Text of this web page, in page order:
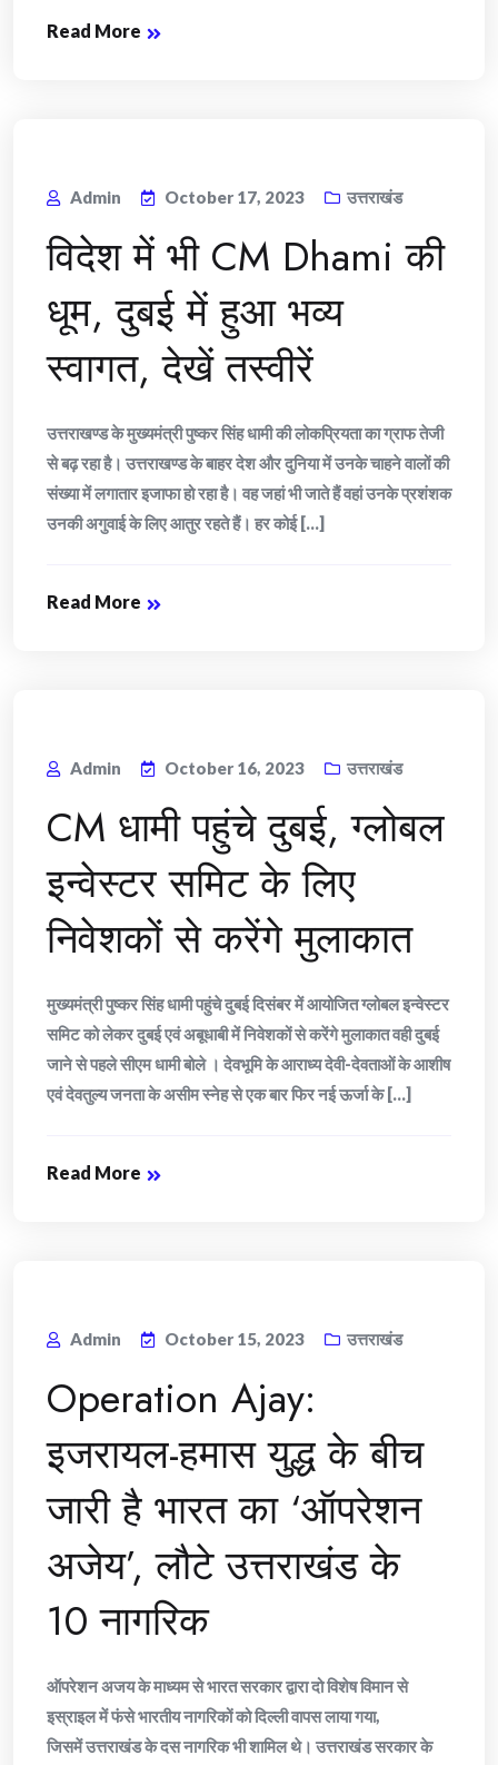
Read More
Admin October 17, 2023 उत्तराखंड
विदेश में भी CM Dhami की
धूम, दुबई में हुआ भव्य
स्वागत, देखें तस्वीरें
उत्तराखण्ड के मुख्यमंत्री पुष्कर सिंह धामी की लोकप्रियता का ग्राफ तेजी
से बढ़ रहा है। उत्तराखण्ड के बाहर देश और दुनिया में उनके चाहने वालों की
संख्या में लगातार इजाफा हो रहा है। वह जहां भी जाते हैं वहां उनके प्रशंशक
उनकी अगुवाई के लिए आतुर रहते हैं। हर कोई [...]
Read More
Admin October 16, 2023 उत्तराखंड
CM धामी पहुंचे दुबई, ग्लोबल
इन्वेस्टर समिट के लिए
निवेशकों से करेंगे मुलाकात
मुख्यमंत्री पुष्कर सिंह धामी पहुंचे दुबई दिसंबर में आयोजित ग्लोबल इन्वेस्टर
समिट को लेकर दुबई एवं अबूधाबी में निवेशकों से करेंगे मुलाकात वही दुबई
जाने से पहले सीएम धामी बोले । देवभूमि के आराध्य देवी-देवताओं के आशीष
एवं देवतुल्य जनता के असीम स्नेह से एक बार फिर नई ऊर्जा के [...]
Read More
Admin October 15, 2023 उत्तराखंड
Operation Ajay:
इजरायल-हमास युद्ध के बीच
जारी है भारत का ‘ऑपरेशन
अजेय’, लौटे उत्तराखंड के
10 नागरिक
ऑपरेशन अजय के माध्यम से भारत सरकार द्वारा दो विशेष विमान से
इस्राइल में फंसे भारतीय नागरिकों को दिल्ली वापस लाया गया,
जिसमें उत्तराखंड के दस नागरिक भी शामिल थे। उत्तराखंड सरकार के